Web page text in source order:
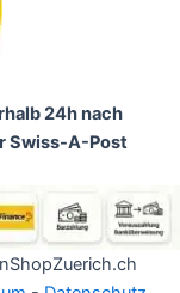
24h nach
Swiss-A-Post